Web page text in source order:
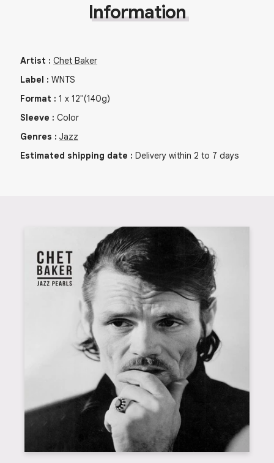
Information
Artist : Chet Baker
Label : WNTS
Format : 1 x 12"(140g)
Sleeve : Color
Genres : Jazz
Estimated shipping date : Delivery within 2 to 7 days